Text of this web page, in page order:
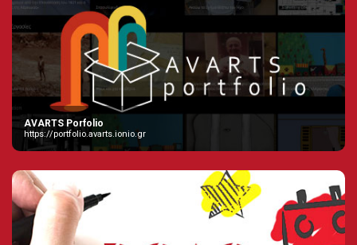
AVARTS Porfolio
https://portfolio.avarts.ionio.gr